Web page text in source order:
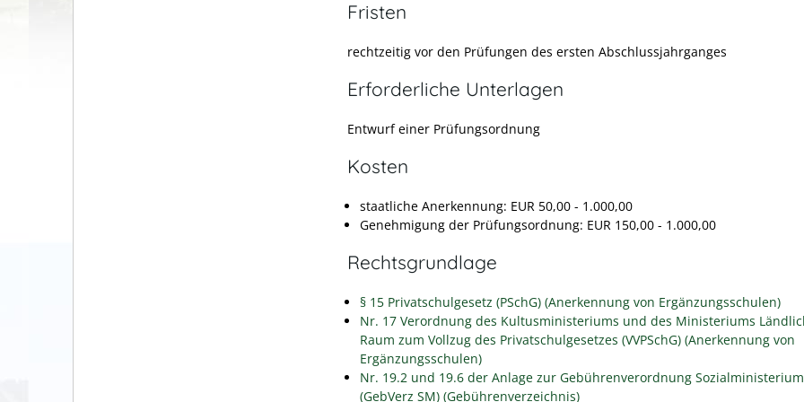
Fristen
rechtzeitig vor den Prüfungen des ersten Abschlussjahrganges
Erforderliche Unterlagen
Entwurf einer Prüfungsordnung
Kosten
staatliche Anerkennung: EUR 50,00 - 1.000,00
Genehmigung der Prüfungsordnung: EUR 150,00 - 1.000,00
Rechtsgrundlage
§ 15 Privatschulgesetz (PSchG) (Anerkennung von Ergänzungsschulen)
Nr. 17 Verordnung des Kultusministeriums und des Ministeriums
Raum zum Vollzug des Privatschulgesetzes (VVPSchG) (Anerkennung von
Ergänzungsschulen)
Nr. 19.2 und 19.6 der Anlage zur Gebührenverordnung Sozialministerium
(GebVerz SM) (Gebührenverzeichnis)